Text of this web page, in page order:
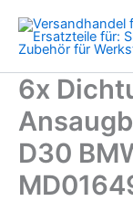
Inhalt
springen
6x
D30